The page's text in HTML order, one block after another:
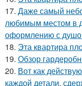
17. Даже самый
любимым местом в
оформлению с
18. Эта квартира
19. Обзор
20. Вот как
каждой детали,